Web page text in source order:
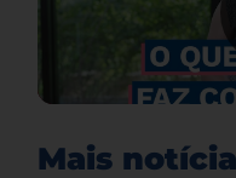
Mais